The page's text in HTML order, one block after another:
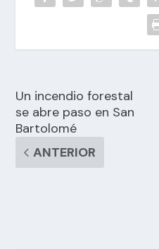
Un incendio forestal
se abre paso en San
Bartolomé
ANTERIOR